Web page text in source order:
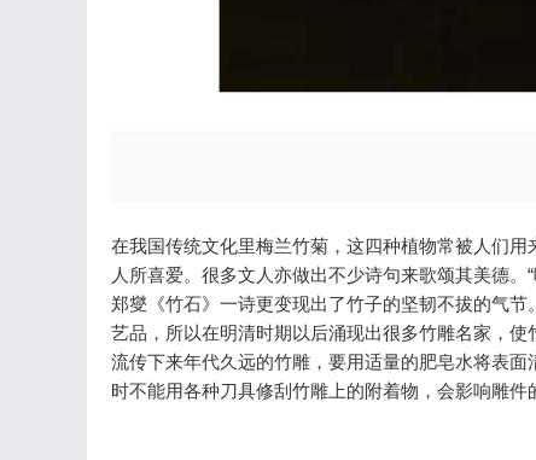
在我国传统文化里梅兰竹菊，这四种植物常被人们
人所喜爱。很多文人亦做出不少诗句来歌颂其美德
郑燮《竹石》一诗更变现出了竹子的坚韧不拔的气
艺品，所以在明清时期以后涌现出很多竹雕名家，使
流传下来年代久远的竹雕，要用适量的肥皂水将表
时不能用各种刀具修刮竹雕上的附着物，会影响雕件